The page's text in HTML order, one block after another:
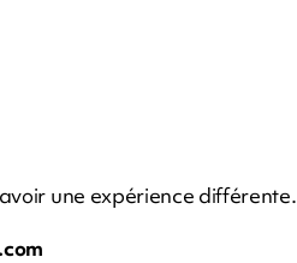
une expérience différente.